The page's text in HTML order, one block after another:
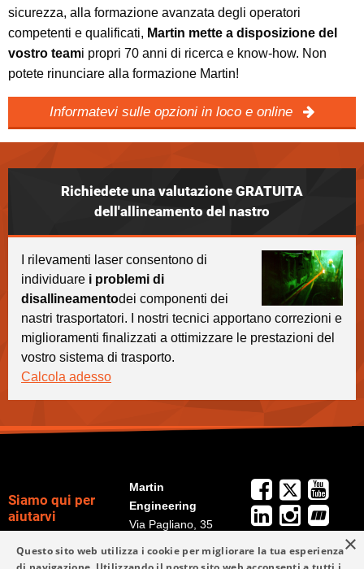
sicurezza, alla formazione avanzata degli operatori
competenti e qualificati, Martin mette a disposizione del
vostro teami propri 70 anni di ricerca e know-how. Non
potete rinunciare alla formazione Martin!
Informatevi sulle opzioni in loco e online
Richiedete una valutazione GRATUITA
dell'allineamento del nastro
I rilevamenti laser consentono di
individuare i problemi di
disallineamentodei componenti dei
nastri trasportatori. I nostri tecnici apportano correzioni e
miglioramenti finalizzati a ottimizzare le prestazioni del
vostro sistema di trasporto.
Calcola adesso
Siamo qui per
aiutarvi
+39 02 9538 3851
Martin
Engineering
Via Pagliano, 35
Italy
Politica per la
×
Questo sito web utilizza i cookie per migliorare la tua esperienza